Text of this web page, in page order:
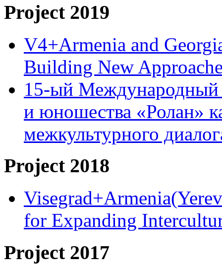
Project 2019
V4+Armenia and
Building New
15-ый Международный
и юношества «Ролан»
межкультурного
Project 2018
for Expanding
Project 2017